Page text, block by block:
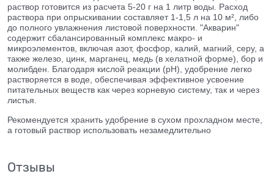
раствор готовится из расчета 5-20 г на 1 литр воды. Расход
раствора при опрыскивании составляет 1-1,5 л на 10 м², либо
до полного увлажнения листовой поверхности. "Акварин"
содержит сбалансированный комплекс макро- и
микроэлементов, включая азот, фосфор, калий, магний, серу, а
также железо, цинк, марганец, медь (в хелатной форме), бор и
молибден. Благодаря кислой реакции (pH), удобрение легко
растворяется в воде, обеспечивая эффективное усвоение
питательных веществ как через корневую систему, так и через
листья.
Рекомендуется хранить удобрение в сухом прохладном месте,
а готовый раствор использовать незамедлительно
Отзывы